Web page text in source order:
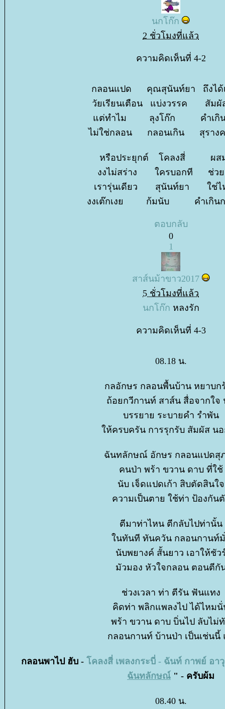
นกโก๊ก
2 ชั่วโมงที่แล้ว
ความคิดเห็นที่ 4-2
กลอนแปด คุณสุนันท์ยา ถึงได้
วัยเรียนเตือน แบ่งวรรค สัมผั
ต่ทำไม ลุงโก๊ก คำเกิน
ไม่ใช่กลอน กลอนเกิน สุรางค
หรือประยุกต์ โคลงสี่ ผสม
งงไม่สร่าง ใครบอกที ช่ว
เรารุ่นเดียว สุนันท์ยา ใช่ไ
งงเต๊กเงย ก้มนับ คำเกินก
ตอบกลับ
0
1
สาส์นม้าขาว2017
5 ชั่วโมงที่แล้ว
นกโก๊ก หลงรัก
ความคิดเห็นที่ 4-3
08.18 น.
กลอักษร กลอนพื้นบ้าน หยาบก
ถ้อยกวีกานท์ สาส์น สื่อจากใจ
บรรยาย ระบายคำ รำพัน
ห้ครบครัน การรุกรับ สัมผัส น
ฉันทลักษณ์ อักษร กลอนแปดสุ
คนป่า พร้า ขวาน ดาบ ที่ใช้
นับ เจ็ดแปดเก้า สิบตัดสินใจ
ความเป็นตาย ใช้ท่า ป้องกัน
ตีมาท่าไหน ตีกลับไปท่านั้น
นทันที ทันควัน กลอนกานท์
นับพยางค์ สั้นยาว เอาให้ชัว
มัวมอง หัวใจกลอน ตอนตีกั
ช่วงเวลา ท่า ตีรัน ฟันแทง
คิดท่า พลิกแพลงไป ได้ไหม
พร้า ขวาน ดาบ บิ่นไป ลับไม่
กลอนกานท์ บ้านป่า เป็นเช่นนี้
กลอนพาไป ฮับ - คลงสี่ เพลงกระบี่ - ฉันท์ กาพย์ อา
ฉันทลักษณ์ " - ครับผ้ม
08.40 น.